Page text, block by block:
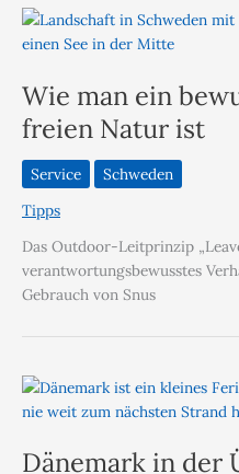
Wie man ein
freien Natur ist
Service
Schweden
Tipps
Das Outdoor-Leitprinzip
verantwortungsbewusstes
Gebrauch von Snus
Dänemark in der